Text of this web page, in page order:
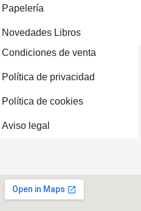
Papelería
Novedades Libros
Condiciones de venta
Política de privacidad
Política de cookies
Aviso legal